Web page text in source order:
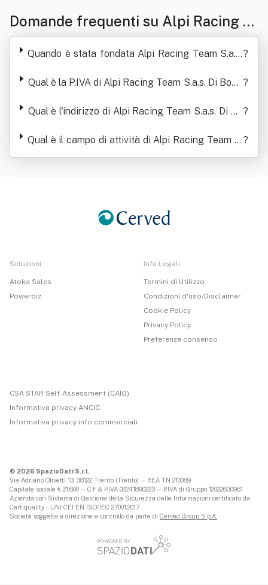
Domande frequenti su Alpi Racing T
eam S.a.s. Di Bongiovanni Celestina
Quando è stata fondata Alpi Racing Team S.a.s.?
Qual è la P.IVA di Alpi Racing Team S.a.s. Di Bong ?
Qual è l'indirizzo di Alpi Racing Team S.a.s. Di Bo ?
Qual è il campo di attività di Alpi Racing Team S.
a.s. Di Bongiovanni Celestina & C.
?
Soluzioni
Atoka Sales
Powerbiz
Info Legali
Termini di Utilizzo
Condizioni d'uso/Disclaimer
Cookie Policy
Privacy Policy
Preferenze consenso
CSA STAR Self-Assessment (CAIQ)
Informativa privacy ANCIC
Informativa privacy info commerciali
© 2026 SpazioDati S.r.l.
Via Adriano Olivetti 13, 38122 Trento (Trento) — REA TN 210089
Capitale sociale € 21.600 — C.F & P.IVA 02241890223 — P.IVA di Gruppo 12022630961
Azienda con Sistema di Gestione della Sicurezza delle Informazioni certificato da
Certiquality – UNI CEI EN ISO/IEC 27001:2017
Società soggetta a direzione e controllo da parte di Cerved Group S.p.A.